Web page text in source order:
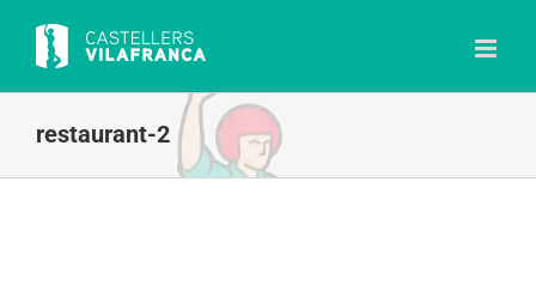
content
restaurant-2